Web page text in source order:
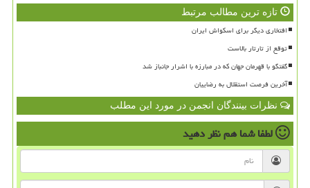
تازه ترین مطالب مرتبط
افتخاری دیگر برای اسکواش ایران
توقع از تارتار بالاست
گفتگو با قهرمان جهان که در مبارزه با اشرار جانباز شد
آخرین فرصت استقلال به رضاییان
نظرات بینندگان انجمن در مورد این مطلب
لطفا شما همنظر دهید